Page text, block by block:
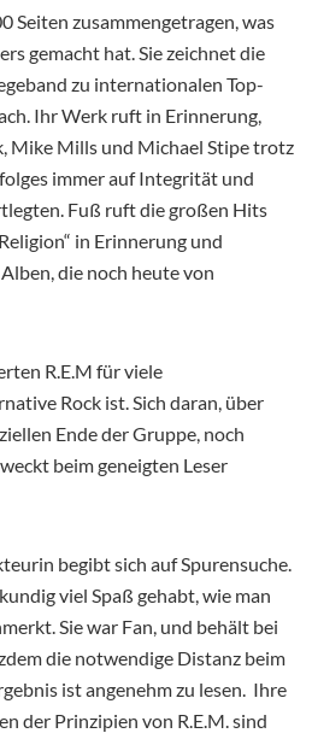
Seiten zusammengetragen, was
gemacht hat. Sie zeichnet die
zu internationalen Top-
Ihr Werk ruft in Erinnerung,
Mike Mills und Michael Stipe trotz
immer auf Integrität und
Fuß ruft die großen Hits
in Erinnerung und
die noch heute von
R.E.M für viele
Rock ist. Sich daran, über
Ende der Gruppe, noch
beim geneigten Leser
begibt sich auf Spurensuche.
viel Spaß gehabt, wie man
Sie war Fan, und behält bei
die notwendige Distanz beim
ist angenehm zu lesen. Ihre
der Prinzipien von R.E.M. sind